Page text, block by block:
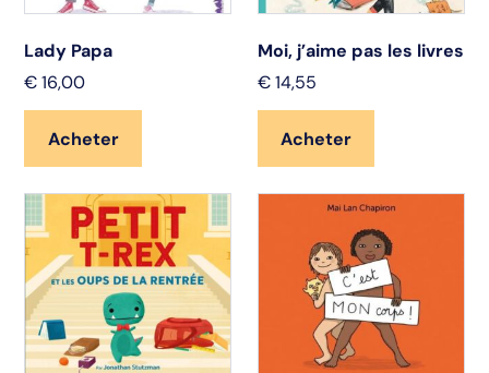
Lady Papa
€ 16,00
Acheter
Moi, j’aime pas les livres
€ 14,55
Acheter